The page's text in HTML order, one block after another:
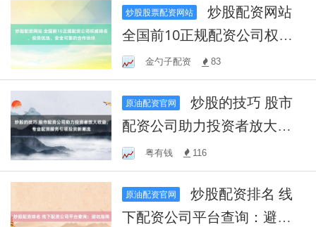
炒股股票配资网站
炒股配资网站
全国前10正规配资公司权威
排名，投资优选，安全可靠
的合作伙伴
金勺子配资 83
原油配资官网
炒股的技巧 股市
配资公司助力投资者放大收
益，专业配资服务引领投资
新潮流
粤有钱 116
原油配资官网
炒股配资排名 线
下配资公司平台查询：避坑